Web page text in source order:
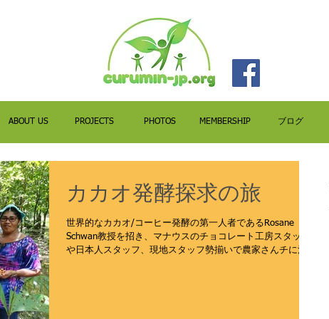
ABOUT US PROJECTS PHOTOS MEMBERSHIP ブログ
カカオ発酵探求の旅
世界的なカカオ/コーヒー発酵の第一人者であるRosane
Schwan教授を招き、マナウスのチョコレート工房スタッフ
や日本人スタッフ、現地スタッフ勢揃いで農家さんチに泊ま